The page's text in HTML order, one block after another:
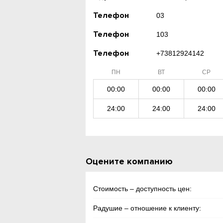
Телефон 03
Телефон 103
Телефон +73812924142
ПН ВТ СР
00:00 00:00 00:00
24:00 24:00 24:00
Оцените компанию
Стоимость – доступность цен:
Радушие – отношение к клиенту: